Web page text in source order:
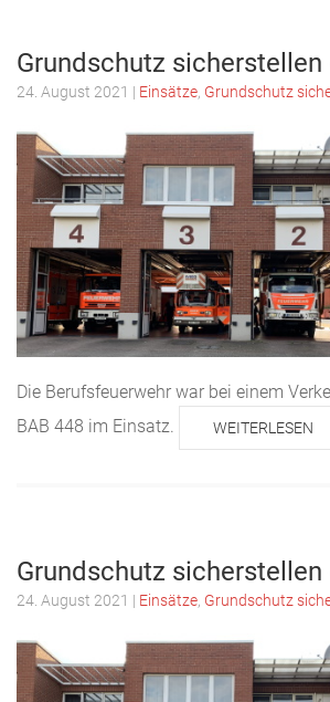
Grundschutz sicherstellen
24. August 2021 | Einsätze, Grundschutz
Die Berufsfeuerwehr war bei einem
BAB 448 im Einsatz.
WEITERLESEN
Grundschutz sicherstellen
24. August 2021 | Einsätze, Grundschutz